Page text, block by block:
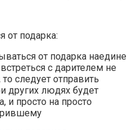
от подарка:
от подарка наедине
с дарителем не
следует отправить
других людях будет
и просто на просто